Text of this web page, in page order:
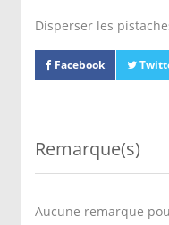
Disperser les
Facebook
Remarque(s)
Aucune remarque